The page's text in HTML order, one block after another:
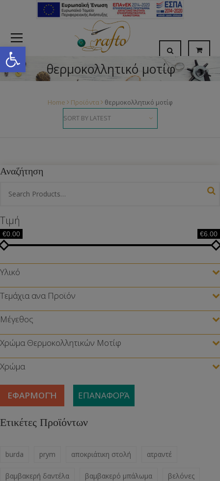
Open toolbar
θερμοκολλητικό μοτίφ
Home Προϊόντα θερμοκολλητικό μοτίφ
Αναζήτηση
Τιμή
€0.00 €6.00
Υλικό
Τεμάχια ανα Προϊόν
Μέγεθος
Χρώμα Θερμοκολλητικών Μοτίφ
Χρώμα
ΕΦΑΡΜΟΓΉ ΕΠΑΝΑΦΟΡΆ
Ετικέτες Προϊόντων
burda prym αποκριάτικη στολή ατραντέ
βαμβακερή δαντέλα βαμβακερό μπάλωμα βελόνες